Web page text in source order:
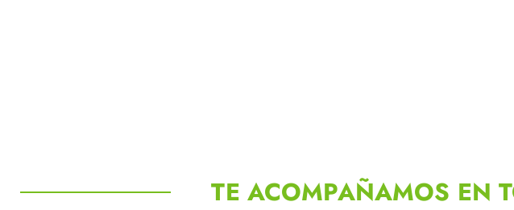
TE ACOMPAÑAMOS EN